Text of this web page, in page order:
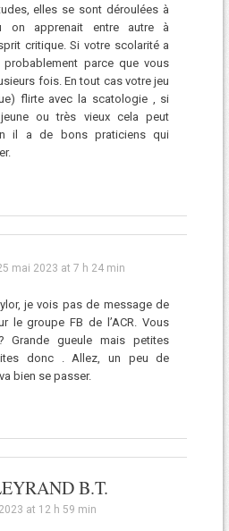
elles se sont déroulées à
on apprenait entre autre à
critique. Si votre scolarité a
probablement parce que vous
fois. En tout cas votre jeu
flirte avec la scatologie , si
ou très vieux cela peut
il a de bons praticiens qui
mai 2023 at 7 h 24 min
je vois pas de message de
le groupe FB de l’ACR. Vous
Grande gueule mais petites
donc . Allez, un peu de
bien se passer.
B.T.
at 12 h 59 min